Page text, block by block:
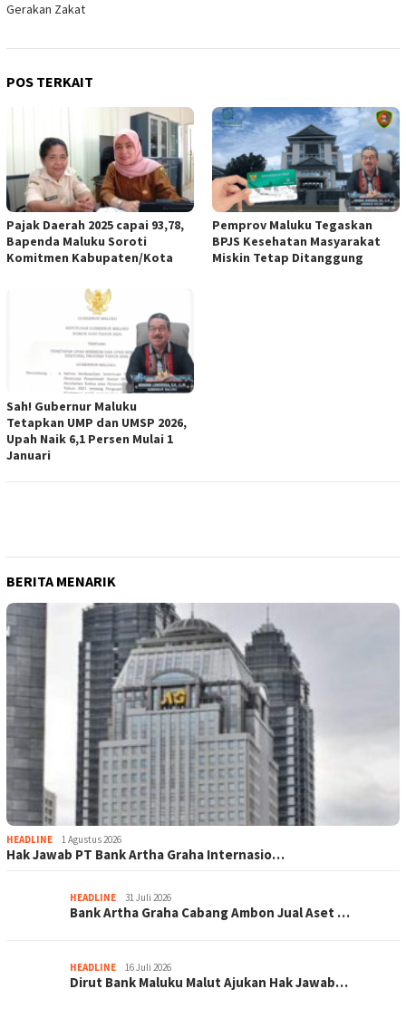
Gerakan Zakat
POS TERKAIT
Pajak Daerah 2025 capai 93,78,
Bapenda Maluku Soroti
Komitmen Kabupaten/Kota
Pemprov Maluku Tegaskan
BPJS Kesehatan Masyarakat
Miskin Tetap Ditanggung
Sah! Gubernur Maluku
Tetapkan UMP dan UMSP 2026,
Upah Naik 6,1 Persen Mulai 1
Januari
BERITA MENARIK
HEADLINE 1 Agustus 2026
Hak Jawab PT Bank Artha Graha Internasio…
HEADLINE 31 Juli 2026
Bank Artha Graha Cabang Ambon Jual Aset …
HEADLINE 16 Juli 2026
Dirut Bank Maluku Malut Ajukan Hak Jawab…